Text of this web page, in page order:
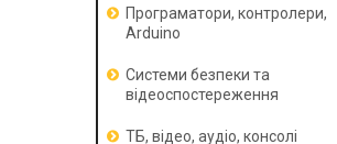
Програматори, контролери,
Arduino
Системи безпеки та
відеоспостереження
ТБ, відео, аудіо, консолі